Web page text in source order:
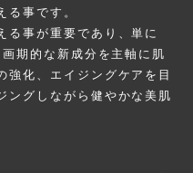
る事です。
る事が重要であり、単に
期的な新成分を主軸に肌
強化、エイジングケアを目
ングしながら健やかな美肌